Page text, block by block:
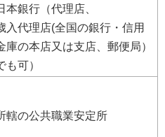
本銀行（代理店、
入代理店(全国の銀行・信用
庫の本店又は支店、郵便局）
も可）
轄の公共職業安定所